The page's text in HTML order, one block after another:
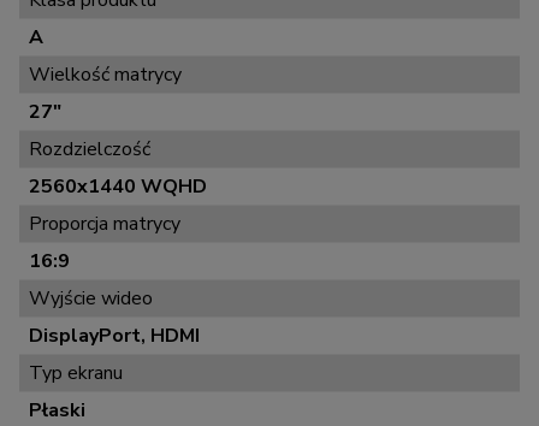
A
Wielkość matrycy
27"
Rozdzielczość
2560x1440 WQHD
Proporcja matrycy
16:9
Wyjście wideo
DisplayPort, HDMI
Typ ekranu
Płaski